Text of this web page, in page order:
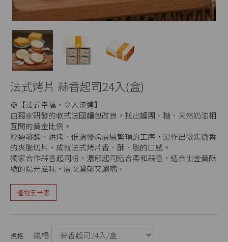
法式烤片 蒜香起司24入(盒)
🍪【法式幸福，令人流連】
由獨家研發的軟式法國麵包改良，找出麵團、糖、天然奶油相
互間的黃金比例。
經過發酵、烘烤、低溫慢烤層層繁瑣的工序，製作出微焦微香
的爽脆切片，成就法式烤片香、酥、脆的口感。
獨家合作蒜香起司粉，濃郁起司結合柔和蒜香，結合出金黃酥
脆的陽光滋味，層次濃郁又涮嘴。
植物五辛素
規格